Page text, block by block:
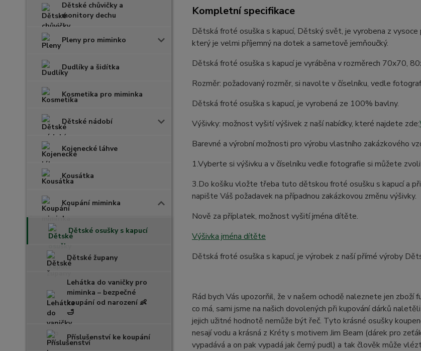
Dětské chůvičky a
monitory dechu
Pleny pro miminko
Dudlíky a šidítka
Kosmetika pro miminka
Dětské nádobí
Kojenecké láhve
Kousátka
Koupání miminka
Dětské osušky s kapucí
Dětské župany
Lehátka do vaničky pro
miminka – bezpečné
koupání od narození 👶
🛁
Příslušenství ke koupání
Kompletní specifikace
Dětská froté osuška s kapucí, Dětský svět, je vyrobena z
který je velmi příjemný na dotek a sametově jemňoučký.
Dětská froté osuška s kapucí je vyráběna v rozměrech 70x70,
Rozměr: požadovaný rozměr, si navolte v číselníku, vedle
Dětská froté osuška s kapucí, je vyrobená ze 100% bavlny.
Výšivky: možnost vyšití výšivek z naší nabídky, které najdete zde:
Barevné a výrobní možnosti pro výrobu vlastního zakázkového
1.Vyberte si výšivku a v číselníku vedle fotografie si můžete
3.Do košíku vložte třeba tuto dětskou froté osušku s kapucí a
napište Váš požadavek na případnou zakázkovou změnu výšivky.
Nově za příplatek, možnost vyšití jména dítěte.
Výšivka jména dítěte
Dětská froté osuška s kapucí, je výrobek z naší přímé výroby
Rád bych Vás upozorňil, že v našem ochodě naleznete jen
co má, sami jsme na našich dovolených při kupování dárků
jejich užitné hodnotě nemůže být řeč. Tyto krásné osušky
nesají vodu a krásná z Kréty s motivem Jim Beam (dárek pro
vypadává a on pak vypadá jak černý pudl) a tak člověk může